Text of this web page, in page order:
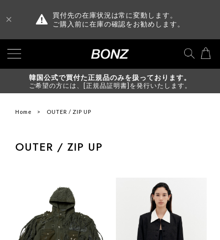
買付先の在庫状況は常に変動します。
ご購入前に在庫の確認をお勧めします。
韓国公式で買付た正規品のみを扱っております。
ご希望の方には、[正規品証明書]を発行いたします。
Home OUTER / ZIP UP
OUTER / ZIP UP